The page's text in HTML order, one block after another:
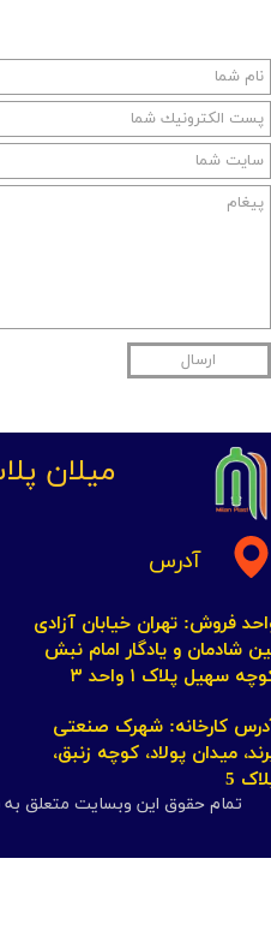
ارسال
تمام حقوق این وبسایت متعلق
میلان
آدرس
فروش: تهران خیابان آزادی
شادمان و یادگار امام نبش
سهیل پلاک ۱ واحد ۳​​​​​​​
کارخانه: شهرک صنعتی
میدان پولاد، کوچه زنبق،
5